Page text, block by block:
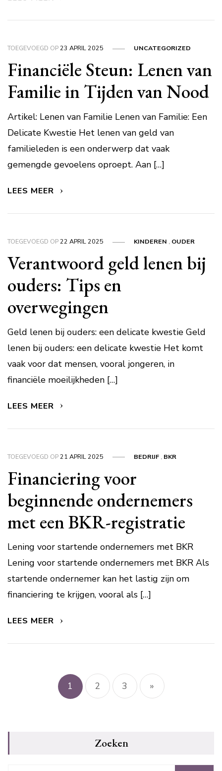
TOEGEVOEGD OP23 APRIL 2025 UNCATEGORIZED
Financiële Steun: Lenen van
Familie in Tijden van Nood
Artikel: Lenen van Familie Lenen van Familie: Een
Delicate Kwestie Het lenen van geld van
familieleden is een onderwerp dat vaak
gemengde gevoelens oproept. Aan […]
LEES MEER
TOEGEVOEGD OP22 APRIL 2025 KINDEREN , OUDER
Verantwoord geld lenen bij
ouders: Tips en
overwegingen
Geld lenen bij ouders: een delicate kwestie Geld
lenen bij ouders: een delicate kwestie Het komt
vaak voor dat mensen, vooral jongeren, in
financiële moeilijkheden […]
LEES MEER
TOEGEVOEGD OP21 APRIL 2025 BEDRIJF , BKR
Financiering voor
beginnende ondernemers
met een BKR-registratie
Lening voor startende ondernemers met BKR
Lening voor startende ondernemers met BKR Als
startende ondernemer kan het lastig zijn om
financiering te krijgen, vooral als […]
LEES MEER
Berichtnavigatie
1 2 3 »
Zoeken